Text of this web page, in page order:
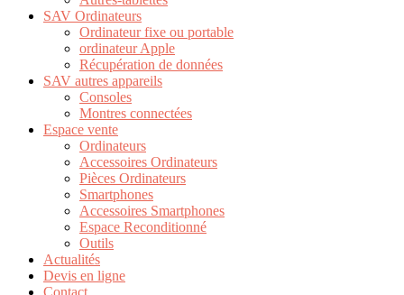
SAV Ordinateurs
Ordinateur fixe ou portable
ordinateur Apple
Récupération de données
SAV autres appareils
Consoles
Montres connectées
Espace vente
Ordinateurs
Accessoires Ordinateurs
Pièces Ordinateurs
Smartphones
Accessoires Smartphones
Espace Reconditionné
Outils
Actualités
Devis en ligne
Contact